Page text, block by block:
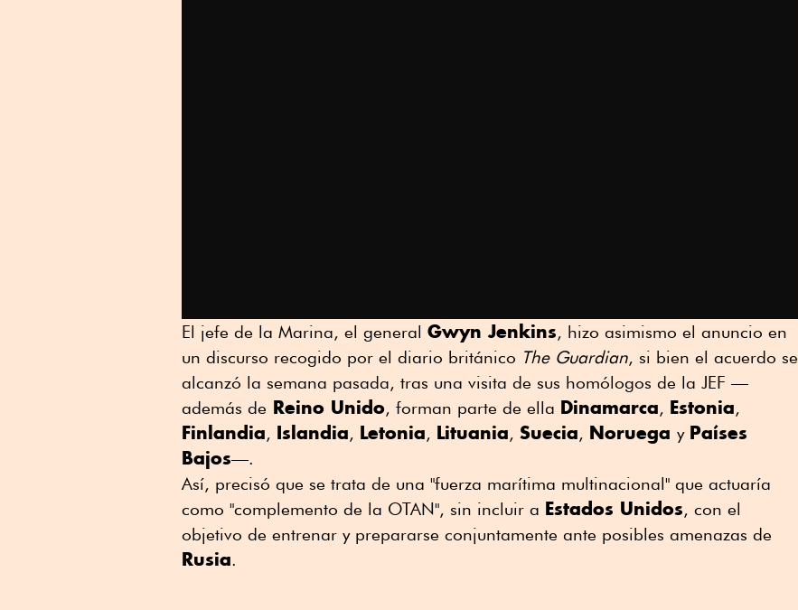
El jefe de la Marina, el general Gwyn Jenkins, hizo asimismo el anuncio en
un discurso recogido por el diario británico The Guardian, si bien el acuerdo se
alcanzó la semana pasada, tras una visita de sus homólogos de la JEF —
además de Reino Unido, forman parte de ella Dinamarca, Estonia,
Finlandia, Islandia, Letonia, Lituania, Suecia, Noruega y Países
Bajos—.
Así, precisó que se trata de una "fuerza marítima multinacional" que actuaría
como "complemento de la OTAN", sin incluir a Estados Unidos, con el
objetivo de entrenar y prepararse conjuntamente ante posibles amenazas de
Rusia.